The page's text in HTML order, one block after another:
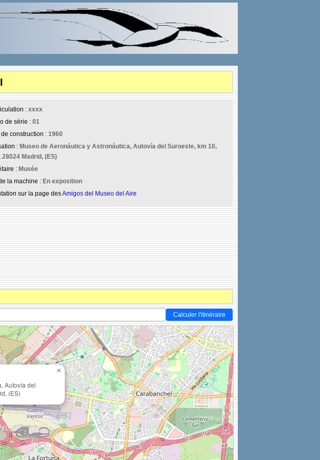
: xxxx
de série : 01
construction : 1960
: Museo de Aeronáutica y Astronáutica, Autovía del Suroeste, km 10,
28024 Madrid, (ES)
: Musée
la machine : En exposition
sur la page desAmigos del Museo del Aire
Calculer l'itinéraire
Autovía del
(ES)
×